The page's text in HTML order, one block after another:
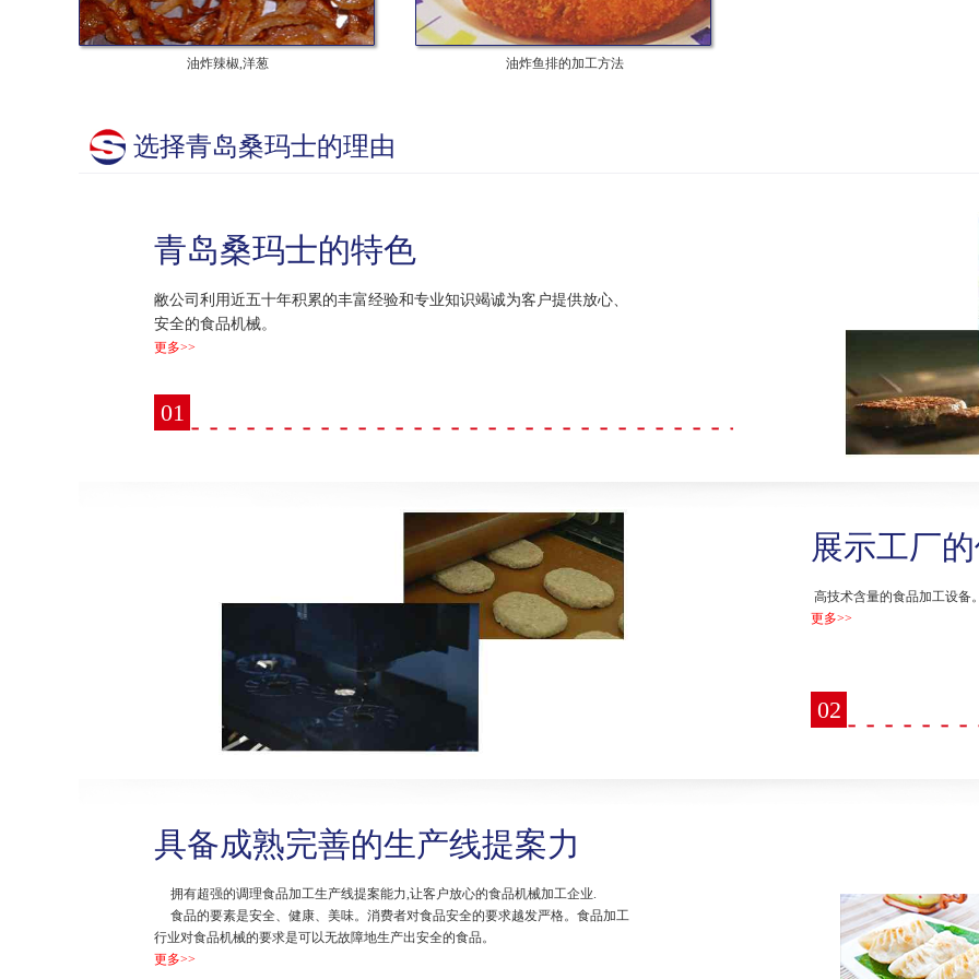
油炸辣椒,洋葱 油炸鱼排的加工方法
选择青岛桑玛士的理由
01
青岛桑玛士的特色
敝公司利用近五十年积累的丰富经验和专业知识竭诚为客户提供放心、
安全的食品机械。
更多>>
02
展示工厂
高技术含量的食品加工设备
更多>>
具备成熟完善的生产线提案力
拥有超强的调理食品加工生产线提案能力,让客户放心的食品机械加工企业.
食品的要素是安全、健康、美味。消费者对食品安全的要求越发严格。食品加工
行业对食品机械的要求是可以无故障地生产出安全的食品。
更多>>